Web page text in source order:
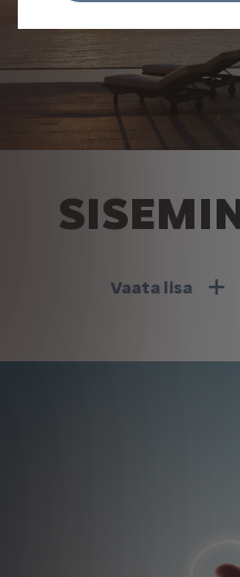
Vaata lisa